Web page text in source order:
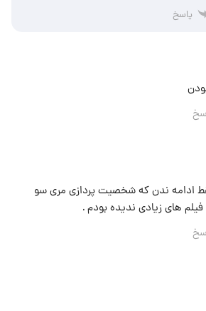
پاسخ
ادامه ندن که شخصیت پردازی مری سو
فیلم های زیادی ندیده بودم .